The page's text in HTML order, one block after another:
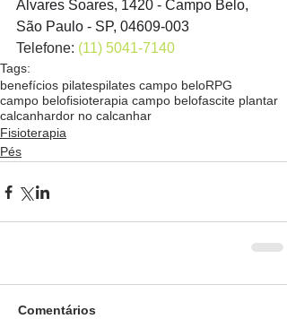
Álvares Soares, 1420 - Campo Belo,
São Paulo - SP, 04609-003
Telefone: (11) 5041-7140
Tags:
benefícios pilatespilates campo beloRPG
campo belofisioterapia campo belofascite plantar
calcanhardor no calcanhar
Fisioterapia
Pés
Comentários